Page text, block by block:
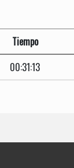
Tiempo
00:31:13